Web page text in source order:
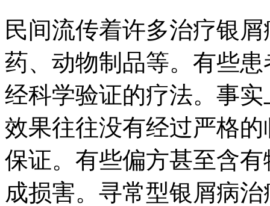
民间流传着许多治疗银
药、动物制品等。有些
经科学验证的疗法。事
效果往往没有经过严格
保证。有些偏方甚至含
成损害。寻常型银屑病